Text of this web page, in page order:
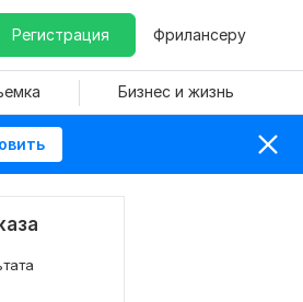
Регистрация Фрилансеру
Бизнес и жизнь